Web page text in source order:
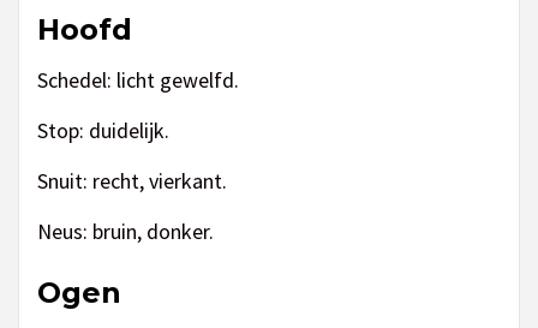
Hoofd
Schedel: licht gewelfd.
Stop: duidelijk.
Snuit: recht, vierkant.
Neus: bruin, donker.
Ogen